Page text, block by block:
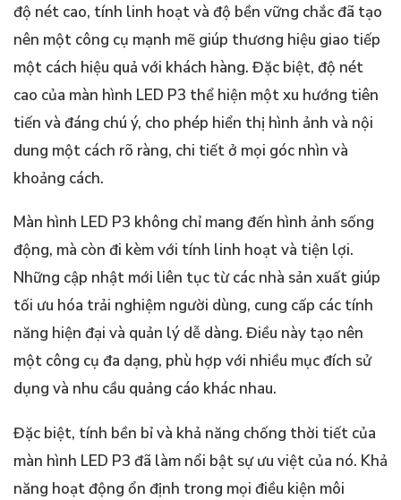
độ nét cao, tính linh hoạt và độ bền vững chắc đã tạo
nên một công cụ mạnh mẽ giúp thương hiệu giao tiếp
một cách hiệu quả với khách hàng. Đặc biệt, độ nét
cao của màn hình LED P3 thể hiện một xu hướng tiên
tiến và đáng chú ý, cho phép hiển thị hình ảnh và nội
dung một cách rõ ràng, chi tiết ở mọi góc nhìn và
khoảng cách.
Màn hình LED P3 không chỉ mang đến hình ảnh sống
động, mà còn đi kèm với tính linh hoạt và tiện lợi.
Những cập nhật mới liên tục từ các nhà sản xuất giúp
tối ưu hóa trải nghiệm người dùng, cung cấp các tính
năng hiện đại và quản lý dễ dàng. Điều này tạo nên
một công cụ đa dạng, phù hợp với nhiều mục đích sử
dụng và nhu cầu quảng cáo khác nhau.
Đặc biệt, tính bền bỉ và khả năng chống thời tiết của
màn hình LED P3 đã làm nổi bật sự ưu việt của nó. Khả
năng hoạt động ổn định trong mọi điều kiện môi